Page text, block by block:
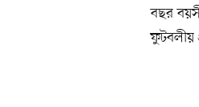
বছর
ফুটবলীয়